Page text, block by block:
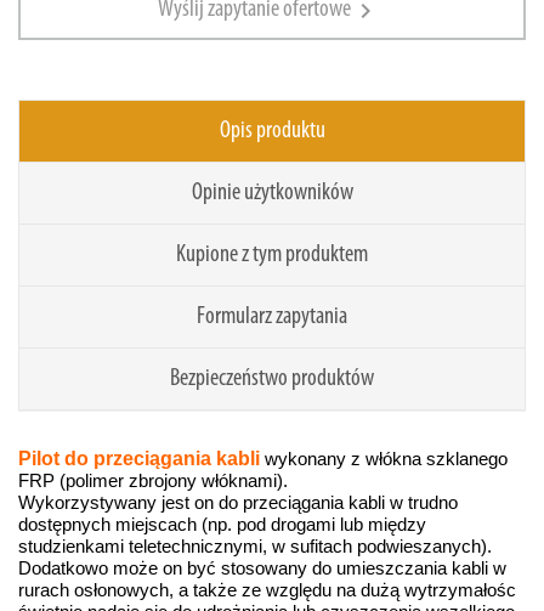
Wyślij zapytanie ofertowe chevron_right
Opis produktu
Opinie użytkowników
Kupione z tym produktem
Formularz zapytania
Bezpieczeństwo produktów
Pilot do przeciągania kabli wykonany z włókna szklanego
FRP (polimer zbrojony włóknami).
Wykorzystywany jest on do przeciągania kabli w trudno
dostępnych miejscach (np. pod drogami lub między
studzienkami teletechnicznymi, w sufitach podwieszanych).
Dodatkowo może on być stosowany do umieszczania kabli w
rurach osłonowych, a także ze względu na dużą wytrzymałośc